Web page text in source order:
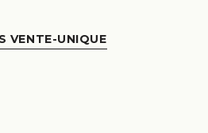
VENTE-UNIQUE